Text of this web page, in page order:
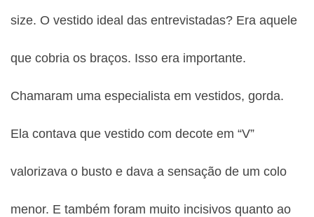
size. O vestido ideal das entrevistadas? Era aquele
que cobria os braços. Isso era importante.
Chamaram uma especialista em vestidos, gorda.
Ela contava que vestido com decote em “V”
valorizava o busto e dava a sensação de um colo
menor. E também foram muito incisivos quanto ao